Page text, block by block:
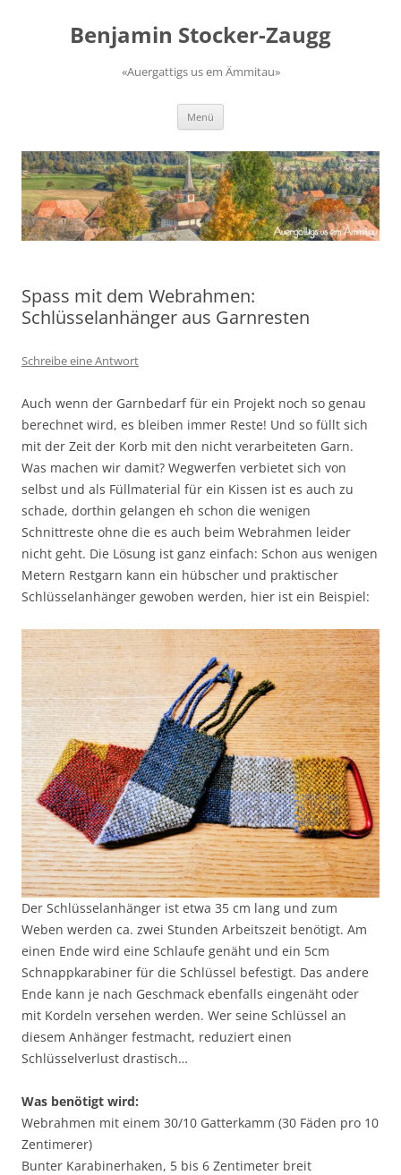
springenBenjamin Stocker-Zaugg
«Auergattigs us em Ämmitau»
Menü
Spass mit dem Webrahmen:
Schlüsselanhänger aus Garnresten
Schreibe eine Antwort
Auch wenn der Garnbedarf für ein Projekt noch so genau
berechnet wird, es bleiben immer Reste! Und so füllt sich
mit der Zeit der Korb mit den nicht verarbeiteten Garn.
Was machen wir damit? Wegwerfen verbietet sich von
selbst und als Füllmaterial für ein Kissen ist es auch zu
schade, dorthin gelangen eh schon die wenigen
Schnittreste ohne die es auch beim Webrahmen leider
nicht geht. Die Lösung ist ganz einfach: Schon aus wenigen
Metern Restgarn kann ein hübscher und praktischer
Schlüsselanhänger gewoben werden, hier ist ein Beispiel:
Der Schlüsselanhänger ist etwa 35 cm lang und zum
Weben werden ca. zwei Stunden Arbeitszeit benötigt. Am
einen Ende wird eine Schlaufe genäht und ein 5cm
Schnappkarabiner für die Schlüssel befestigt. Das andere
Ende kann je nach Geschmack ebenfalls eingenäht oder
mit Kordeln versehen werden. Wer seine Schlüssel an
diesem Anhänger festmacht, reduziert einen
Schlüsselverlust drastisch…
Was benötigt wird:
Webrahmen mit einem 30/10 Gatterkamm (30 Fäden pro 10
Zentimerer)
Bunter Karabinerhaken, 5 bis 6 Zentimeter breit